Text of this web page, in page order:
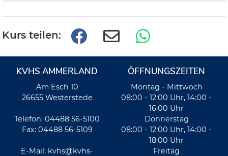
Kurs teilen:
KVHS AMMERLAND
Am Esch 10
26655 Westerstede
Telefon: 04488 56-5100
Fax: 04488 56-5109
E-Mail: kvhs@kvhs-
ÖFFNUNGSZEITEN
Montag - Mittwoch
08:00 - 12:00 Uhr, 14:00 -
16:00 Uhr
Donnerstag
08:00 - 12:00 Uhr, 14:00 -
18:00 Uhr
Freitag